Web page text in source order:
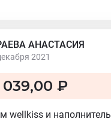
АНАСТАСИЯ
2021
039,00 ₽
wellkiss и наполнитель